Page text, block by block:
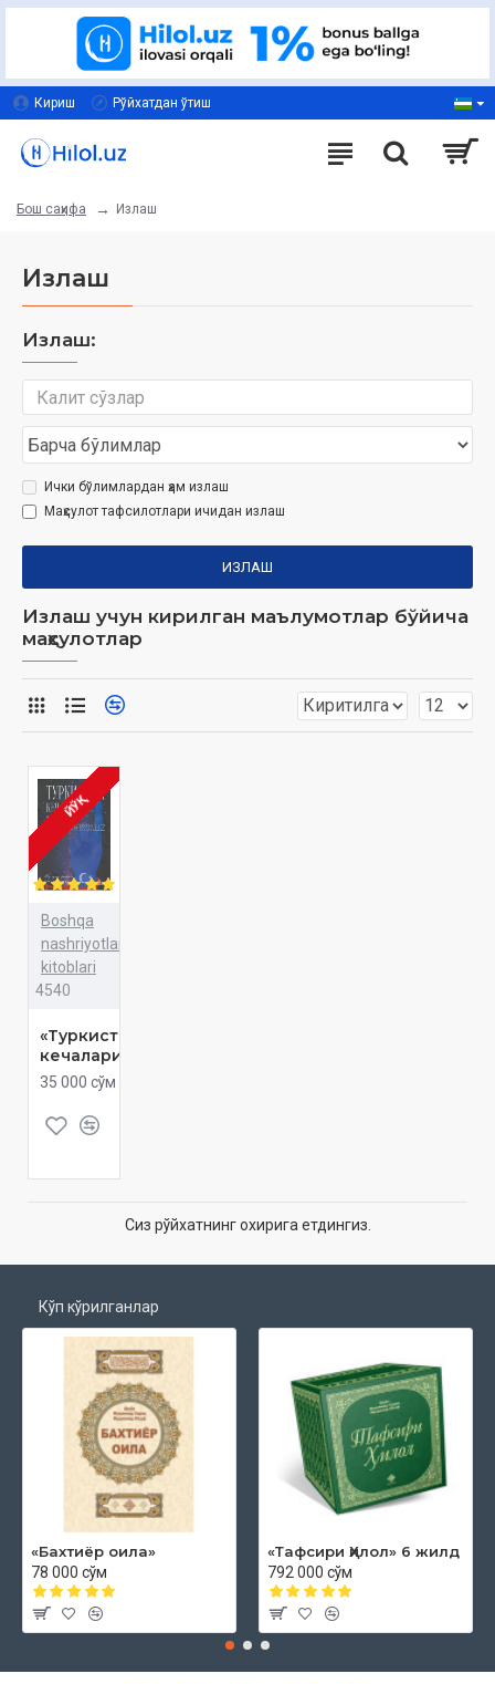
Кириш Рўйхатдан ўтиш
Бош саҳифа Излаш
Излаш
Излаш:
Ички бўлимлардан ҳам излаш
Маҳсулот тафсилотлари ичидан излаш
ИЗЛАШ
Излаш учун кирилган маълумотлар бўйича
маҳсулотлар
ЙЎҚ
Boshqa
nashriyotlar
kitoblari
4540
«Туркистон
кечалари»
35 000 сўм
Сиз рўйхатнинг охирига етдингиз.
Кўп кўрилганлар
«Бахтиёр оила»
78 000 сўм
«Тафсири Ҳилол» 6 жилд
792 000 сўм